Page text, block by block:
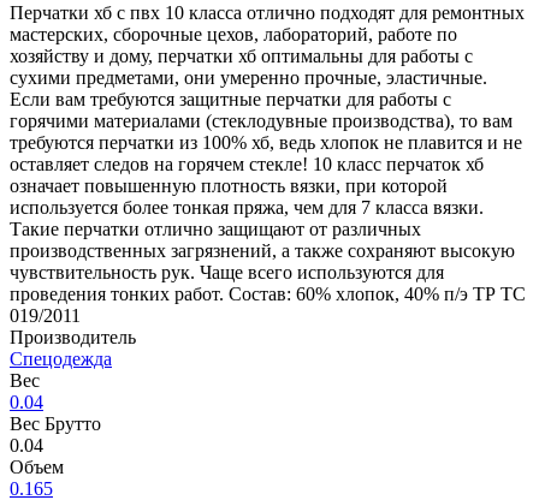
Перчатки хб с пвх 10 класса отлично подходят для ремонтных
мастерских, сборочные цехов, лабораторий, работе по
хозяйству и дому, перчатки хб оптимальны для работы с
сухими предметами, они умеренно прочные, эластичные.
Если вам требуются защитные перчатки для работы с
горячими материалами (стеклодувные производства), то вам
требуются перчатки из 100% хб, ведь хлопок не плавится и не
оставляет следов на горячем стекле! 10 класс перчаток хб
означает повышенную плотность вязки, при которой
используется более тонкая пряжа, чем для 7 класса вязки.
Такие перчатки отлично защищают от различных
производственных загрязнений, а также сохраняют высокую
чувствительность рук. Чаще всего используются для
проведения тонких работ. Состав: 60% хлопок, 40% п/э ТР ТС
019/2011
Производитель
Спецодежда
Вес
0.04
Вес Брутто
0.04
Объем
0.165